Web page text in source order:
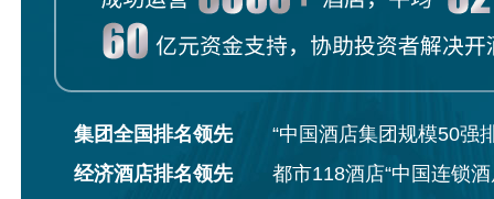
集团全国排名领先
“中国酒店集团规模50强
经济酒店排名领先
都市118酒店“中国连锁